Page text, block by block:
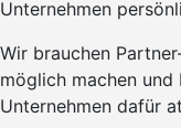
Unternehmen
Wir brauchen
möglich machen und
Unternehmen dafür